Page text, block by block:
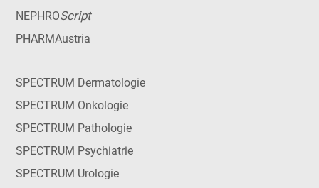
NEPHROScript
PHARMAustria
SPECTRUM Dermatologie
SPECTRUM Onkologie
SPECTRUM Pathologie
SPECTRUM Psychiatrie
SPECTRUM Urologie